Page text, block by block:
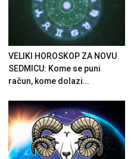
VELIKI HOROSKOP ZA NOVU
SEDMICU: Kome se puni
račun, kome dolazi...